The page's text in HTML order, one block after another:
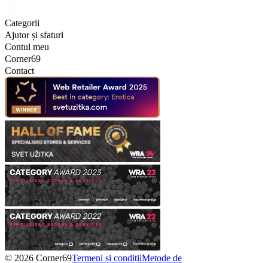
Categorii
Ajutor și sfaturi
Contul meu
Corner69
Contact
© 2026 Corner69Termeni și condițiiMetode de